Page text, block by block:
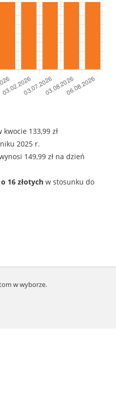
133,99 zł
2025 r.
149,99 zł na dzień
16 złotych w stosunku do
w wyborze.